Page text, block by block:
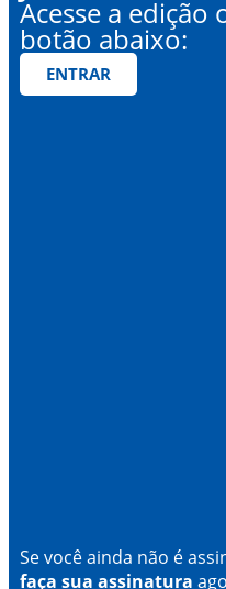
Acesse a
botão abaixo:
ENTRAR
Se você ainda não é
faça sua assinatura